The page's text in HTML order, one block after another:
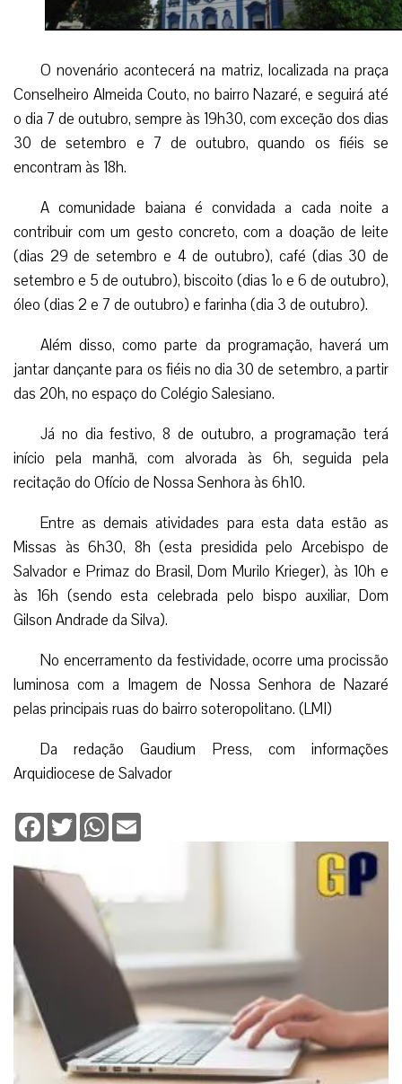
O novenário acontecerá na matriz, localizada na praça
Conselheiro Almeida Couto, no bairro Nazaré, e seguirá até
o dia 7 de outubro, sempre às 19h30, com exceção dos dias
30 de setembro e 7 de outubro, quando os fiéis se
encontram às 18h.
A comunidade baiana é convidada a cada noite a
contribuir com um gesto concreto, com a doação de leite
(dias 29 de setembro e 4 de outubro), café (dias 30 de
setembro e 5 de outubro), biscoito (dias 1º e 6 de outubro),
óleo (dias 2 e 7 de outubro) e farinha (dia 3 de outubro).
Além disso, como parte da programação, haverá um
jantar dançante para os fiéis no dia 30 de setembro, a partir
das 20h, no espaço do Colégio Salesiano.
Já no dia festivo, 8 de outubro, a programação terá
início pela manhã, com alvorada às 6h, seguida pela
recitação do Ofício de Nossa Senhora às 6h10.
Entre as demais atividades para esta data estão as
Missas às 6h30, 8h (esta presidida pelo Arcebispo de
Salvador e Primaz do Brasil, Dom Murilo Krieger), às 10h e
às 16h (sendo esta celebrada pelo bispo auxiliar, Dom
Gilson Andrade da Silva).
No encerramento da festividade, ocorre uma procissão
luminosa com a Imagem de Nossa Senhora de Nazaré
pelas principais ruas do bairro soteropolitano. (LMI)
Da redação Gaudium Press, com informações
Arquidiocese de Salvador
Facebook
TwitterWhatsApp